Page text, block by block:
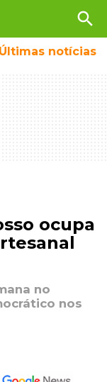
search
Últimas notícias
ocupa
no
nos